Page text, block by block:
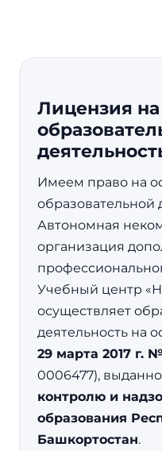
Лицензия на
Имеем право на
образовательной
Автономная
организация
Учебный центр
осуществляет
деятельность на
29 марта 2017 г.
0006477),
контролю и
образования
Башкортостан.